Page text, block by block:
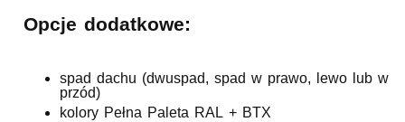
Opcje dodatkowe:
spad dachu (dwuspad, spad w prawo, lewo lub w
przód)
kolory Pełna Paleta RAL + BTX